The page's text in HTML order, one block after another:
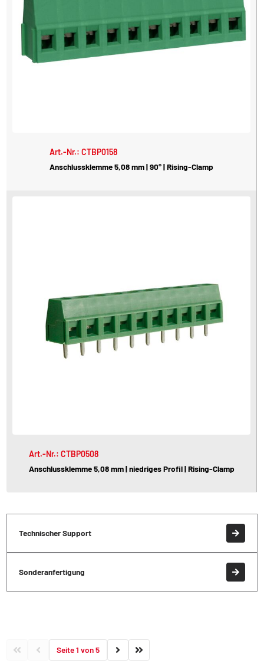
Art.-Nr.: CTBP0158
Anschlussklemme 5,08 mm | 90° | Rising-Clamp
Art.-Nr.: CTBP0508
Anschlussklemme 5,08 mm | niedriges Profil | Rising-Clamp
Technischer Support
Sonderanfertigung
Seite 1 von 5